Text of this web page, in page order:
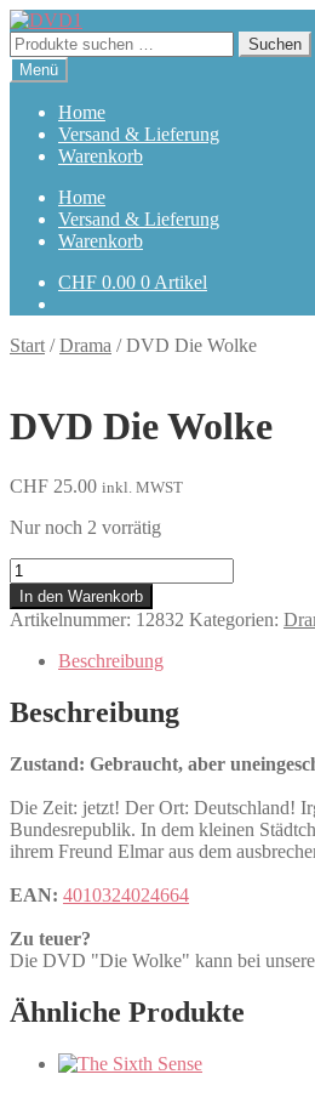
Zur
Navigation
springen
Zum
Inhalt
springen
Suchen
nach:
Suchen
Menü
Home
Versand & Lieferung
Warenkorb
Home
Versand & Lieferung
Warenkorb
CHF 0.00 0 Artikel
Start /Drama /DVD Die Wolke
DVD Die Wolke
CHF 25.00 inkl. MWST
Nur noch 2 vorrätig
Die
Wolke
Menge
In den Warenkorb
Artikelnummer: 12832 Kategorien:
Beschreibung
Beschreibung
Zustand: Gebraucht, aber
Die Zeit: jetzt! Der Ort: Deutschland!
Bundesrepublik. In dem kleinen
ihrem Freund Elmar aus dem
EAN: 4010324024664
Zu teuer?
Die DVD "Die Wolke" kann bei
Ähnliche Produkte